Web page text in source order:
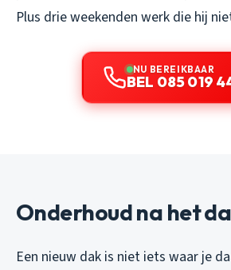
Plus drie weekenden werk die hij
NU BEREIKBAAR
BEL 085 019
Onderhoud na het
Een nieuw dak is niet iets waar je